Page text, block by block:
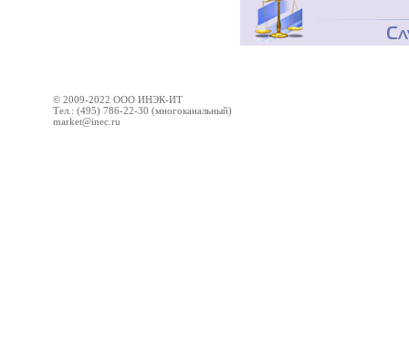
© 2009-2022 ООО ИНЭК-ИТ
Тел.: (495) 786-22-30 (многоканальный)
market@inec.ru